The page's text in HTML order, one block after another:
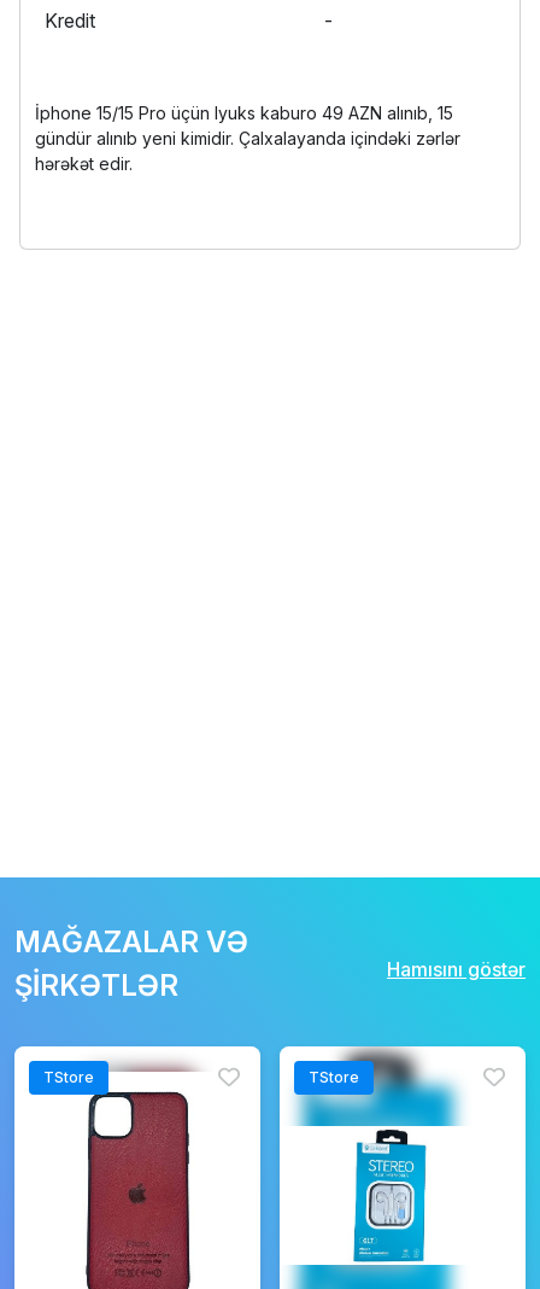
Kredit
-
İphone 15/15 Pro üçün lyuks kaburo 49 AZN alınıb, 15
gündür alınıb yeni kimidir. Çalxalayanda içindəki zərlər
hərəkət edir.
MAĞAZALAR VƏ
ŞİRKƏTLƏR
Hamısını göstər
TStore TStore